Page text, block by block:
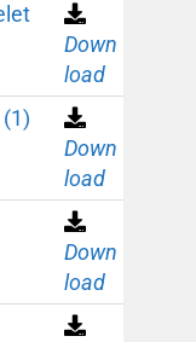
Down
load
Down
load
Down
load